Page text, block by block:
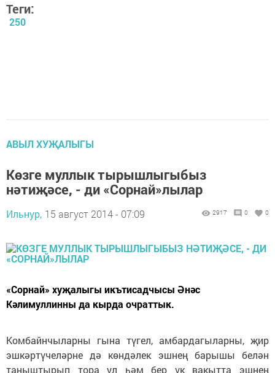
Теги:
250
АВЫЛ ХУҖАЛЫГЫ
Көзге муллык тырышлыгыбыз
нәтиҗәсе, - ди «Сорнай»лылар
Ильнур, 15 август 2014 - 07:09 2917 0 0
«Сорнай» хуҗалыгы икътисадчысы Әнәс
Кәлимуллинны да кырда очраттык.
Комбайнчыларны гына түгел, амбардагыларны, җир
эшкәртүчеләрне дә көндәлек эшнең барышы белән
таныштырып тора ул һәм бер үк вакытта эшнең